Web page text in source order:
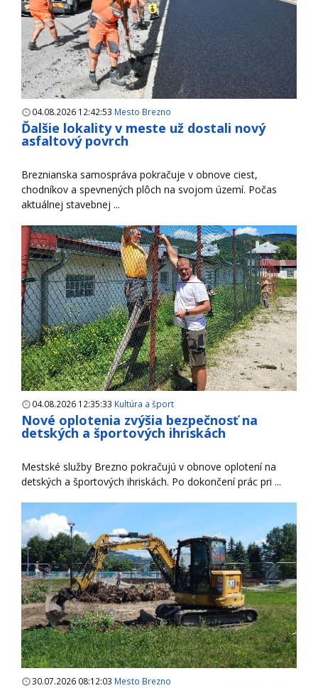
04.08.2026 12:42:53 Mesto Brezno
Ďalšie lokality v meste už dostali nový
asfaltový povrch
Breznianska samospráva pokračuje v obnove ciest,
chodníkov a spevnených plôch na svojom území. Počas
aktuálnej stavebnej ...
04.08.2026 12:35:33 Kultúra a šport
Nové oplotenia zvýšia bezpečnosť na
detských a športových ihriskách
Mestské služby Brezno pokračujú v obnove oplotení na
detských a športových ihriskách. Po dokončení prác pri ...
30.07.2026 08:12:03 Mesto Brezno